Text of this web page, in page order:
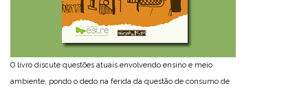
O livro discute questões atuais envolvendo ensino e meio
ambiente, pondo o dedo na ferida da questão de consumo de